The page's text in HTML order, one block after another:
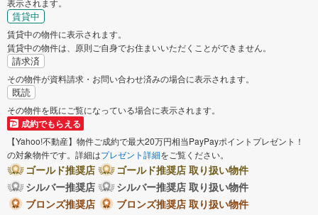
賃貸中
賃貸中の物件に表示されます。
賃貸中の物件は、原則ご自身でお住まいいただくことができません。
請求済
その物件が資料請求・お問い合わせ済みの場合に表示されます。
既読
その物件を既にご覧になっている場合に表示されます。
成約でもらえる
【Yahoo!不動産】物件ご成約で最大20万円相当PayPayポイントプレゼント！
の対象物件です。詳細はプレゼント詳細をご覧ください。
ゴールド推奨店
ゴールド推奨店 取り扱い物件
シルバー推奨店
シルバー推奨店 取り扱い物件
ブロンズ推奨店
ブロンズ推奨店 取り扱い物件